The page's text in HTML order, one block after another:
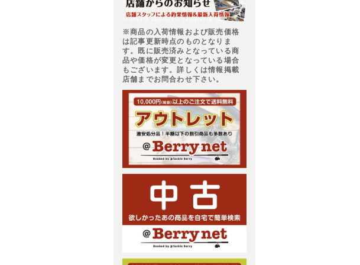
※商品の入荷情報および販売価格
は記事更新時点のものとなりま
す。既に販売済みとなっている商
品や価格が変更となっている場合
もございます。詳しくは情報掲載
店舗までお問合わせ下さい。